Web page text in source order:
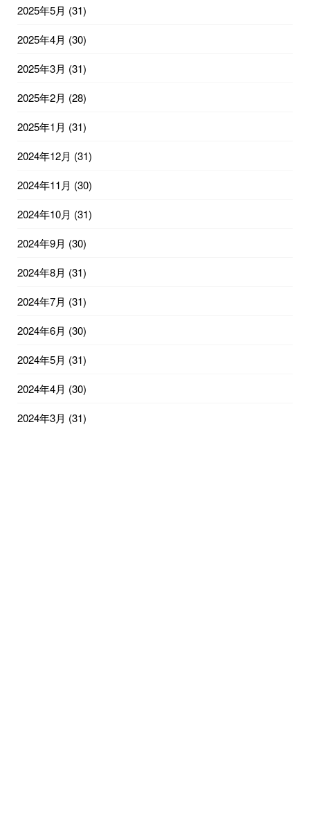
2025年5月 (31)
2025年4月 (30)
2025年3月 (31)
2025年2月 (28)
2025年1月 (31)
2024年12月 (31)
2024年11月 (30)
2024年10月 (31)
2024年9月 (30)
2024年8月 (31)
2024年7月 (31)
2024年6月 (30)
2024年5月 (31)
2024年4月 (30)
2024年3月 (31)